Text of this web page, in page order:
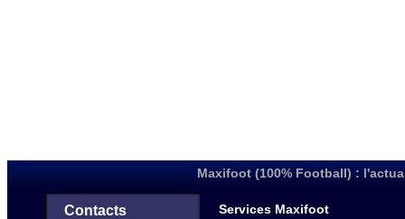
Maxifoot (100% Football) :
Contacts Services Maxifoot